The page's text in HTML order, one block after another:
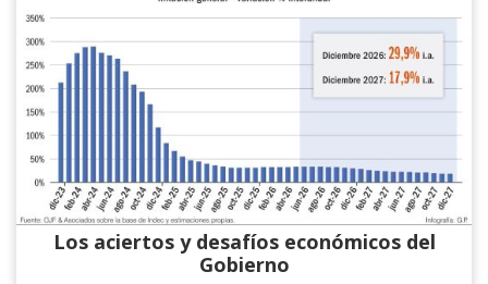
Los aciertos y desafíos económicos del
Gobierno